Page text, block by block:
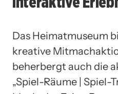
Das Heimatmuseum
kreative
beherbergt auch die
„Spiel-Räume | Spiel-